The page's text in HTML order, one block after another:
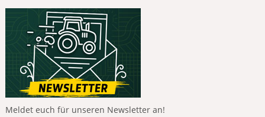
Meldet euch für unseren Newsletter an!